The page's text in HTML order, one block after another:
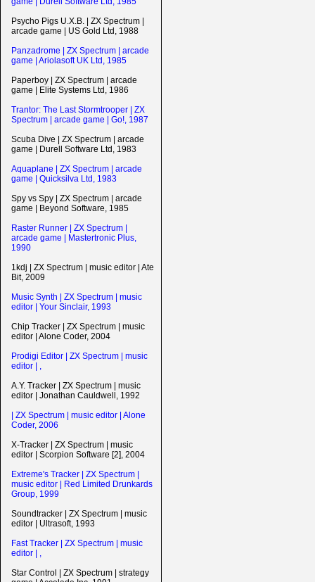
Psycho Pigs U.X.B. | ZX Spectrum |
arcade game | US Gold Ltd, 1988
Panzadrome | ZX Spectrum | arcade
game | Ariolasoft UK Ltd, 1985
Paperboy | ZX Spectrum | arcade
game | Elite Systems Ltd, 1986
Trantor: The Last Stormtrooper | ZX
Spectrum | arcade game | Go!, 1987
Scuba Dive | ZX Spectrum | arcade
game | Durell Software Ltd, 1983
Aquaplane | ZX Spectrum | arcade
game | Quicksilva Ltd, 1983
Spy vs Spy | ZX Spectrum | arcade
game | Beyond Software, 1985
Raster Runner | ZX Spectrum |
arcade game | Mastertronic Plus,
1990
1kdj | ZX Spectrum | music editor | Ate
Bit, 2009
Music Synth | ZX Spectrum | music
editor | Your Sinclair, 1993
Chip Tracker | ZX Spectrum | music
editor | Alone Coder, 2004
Prodigi Editor | ZX Spectrum | music
editor | ,
A.Y. Tracker | ZX Spectrum | music
editor | Jonathan Cauldwell, 1992
| ZX Spectrum | music editor | Alone
Coder, 2006
X-Tracker | ZX Spectrum | music
editor | Scorpion Software [2], 2004
Extreme's Tracker | ZX Spectrum |
music editor | Red Limited Drunkards
Group, 1999
Soundtracker | ZX Spectrum | music
editor | Ultrasoft, 1993
Fast Tracker | ZX Spectrum | music
editor | ,
Star Control | ZX Spectrum | strategy